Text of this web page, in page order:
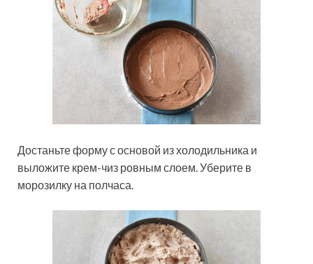
Достаньте форму с основой из холодильника и
выложите крем-чиз ровным слоем. Уберите в
морозилку на полчаса.